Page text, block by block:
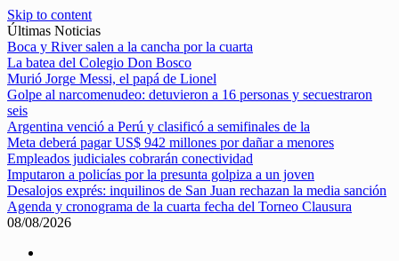
Skip to content
Últimas Noticias
Boca y River salen a la cancha por la cuarta
La batea del Colegio Don Bosco
Murió Jorge Messi, el papá de Lionel
Golpe al narcomenudeo: detuvieron a 16 personas y secuestraron
seis
Argentina venció a Perú y clasificó a semifinales de la
Meta deberá pagar US$ 942 millones por dañar a menores
Empleados judiciales cobrarán conectividad
Imputaron a policías por la presunta golpiza a un joven
Desalojos exprés: inquilinos de San Juan rechazan la media sanción
Agenda y cronograma de la cuarta fecha del Torneo Clausura
08/08/2026